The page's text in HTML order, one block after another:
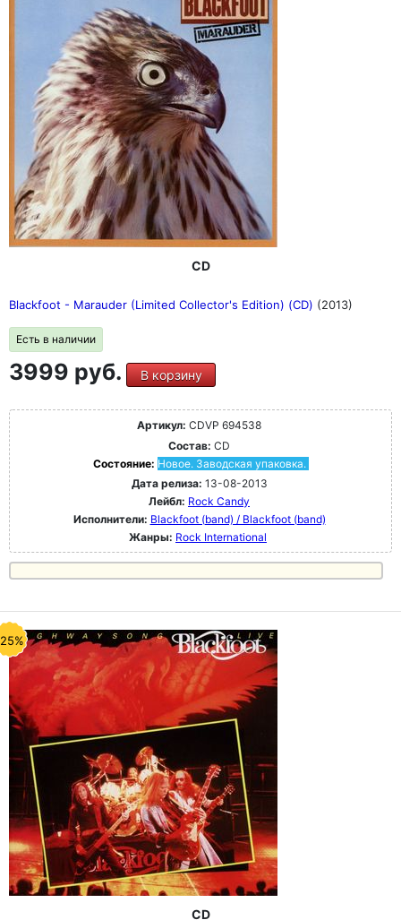
CD
Blackfoot - Marauder (Limited Collector's Edition) (CD) (2013)
Есть в наличии
3999 руб. В корзину
Артикул: CDVP 694538
Состав: CD
Состояние: Новое. Заводская упаковка.
Дата релиза: 13-08-2013
Лейбл: Rock Candy
Исполнители: Blackfoot (band) / Blackfoot (band)
Жанры: Rock International
CD